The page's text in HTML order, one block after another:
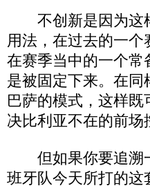
不创新是因为这样
用法，在过去的一
在赛季当中的一个常
是被固定下来。在
巴萨的模式，这样
决比利亚不在的前场
但如果你要追溯一
班牙队今天所打的这